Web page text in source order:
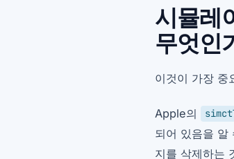
시뮬레
무엇인
이것이 가장 중
Apple의
되어 있음을 알
지를 삭제하는